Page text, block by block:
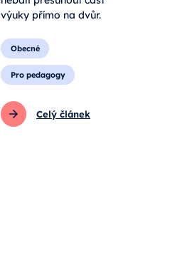
výuky přímo na dvůr.
Obecné
Pro pedagogy
Celý článek